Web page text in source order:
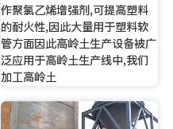
作聚氯乙烯增强剂,可提高塑料
的耐火性,因此大量用于塑料软
管方面因此高岭土生产设备被广
泛应用于高岭土生产线中,我们
加工高岭土